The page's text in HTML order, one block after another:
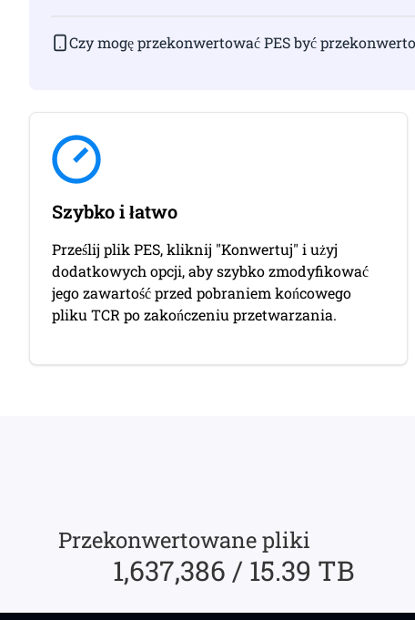
Czy mogę przekonwertować PES być
Szybko i łatwo
Prześlij plik PES, kliknij "Konwertuj" i użyj
dodatkowych opcji, aby szybko zmodyfikować
jego zawartość przed pobraniem końcowego
pliku TCR po zakończeniu przetwarzania.
Przekonwertowane pliki
1,637,386 / 15.39 TB